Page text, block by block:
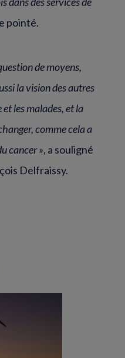
pointé.
de moyens,
la vision des autres
les malades, et la
comme cela a
cancer », a souligné
Delfraissy.